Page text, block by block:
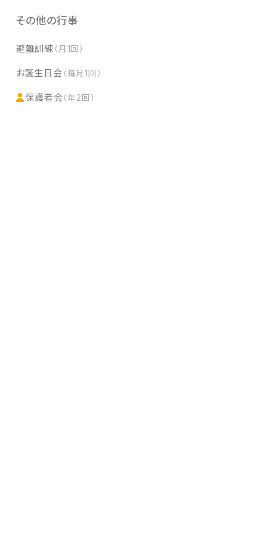
その他の行事
避難訓練 （月1回）
お誕生日会 （毎月1回）
保護者会（年2回）